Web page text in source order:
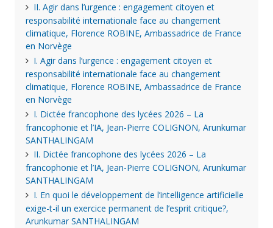
II. Agir dans l’urgence : engagement citoyen et
responsabilité internationale face au changement
climatique, Florence ROBINE, Ambassadrice de France
en Norvège
I. Agir dans l’urgence : engagement citoyen et
responsabilité internationale face au changement
climatique, Florence ROBINE, Ambassadrice de France
en Norvège
I. Dictée francophone des lycées 2026 – La
francophonie et l’IA, Jean-Pierre COLIGNON, Arunkumar
SANTHALINGAM
II. Dictée francophone des lycées 2026 – La
francophonie et l’IA, Jean-Pierre COLIGNON, Arunkumar
SANTHALINGAM
I. En quoi le développement de l’intelligence artificielle
exige-t-il un exercice permanent de l’esprit critique?,
Arunkumar SANTHALINGAM